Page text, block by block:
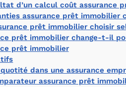
d’un calcul coût assurance
assurance prêt
prêt immobilier choisir
prêt immobilier change-t-il
prêt immobilier
dans une assurance
assurance prêt